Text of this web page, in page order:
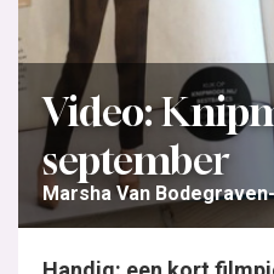
Video:
september
Marsha Van Bodegraven